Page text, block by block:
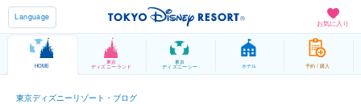
お気に入り
Language
HOME
東京
ディズニーランド
東京
ディズニーシー ホテル 予約 / 購入
東京ディズニーリゾート・ブログ